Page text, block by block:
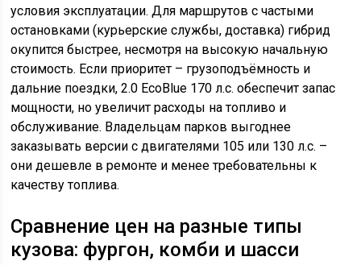
условия эксплуатации. Для маршрутов с частыми
остановками (курьерские службы, доставка) гибрид
окупится быстрее, несмотря на высокую начальную
стоимость. Если приоритет – грузоподъёмность и
дальние поездки, 2.0 EcoBlue 170 л.с. обеспечит запас
мощности, но увеличит расходы на топливо и
обслуживание. Владельцам парков выгоднее
заказывать версии с двигателями 105 или 130 л.с. –
они дешевле в ремонте и менее требовательны к
качеству топлива.
Сравнение цен на разные типы
кузова: фургон, комби и шасси